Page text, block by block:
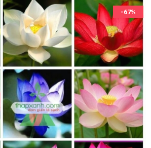
-67%